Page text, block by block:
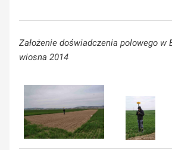
Założenie doświadczenia polowego w
wiosna 2014